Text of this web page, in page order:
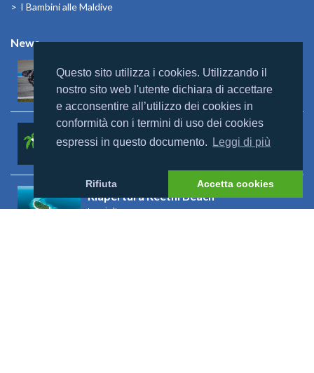
Questo sito utilizza i cookies. Utilizzando il
nostro sito web l'utente dichiara di accettare
e acconsentire all’utilizzo dei cookies in
conformità con i termini di uso dei cookies
espressi in questo documento.
Leggi di più
Rifiuta Accetta cookies
I Bambini alle Maldive
News
Mondomaldive & Tony Arbolino
Leggi altro >
Leggi altro >
Riapertura Reethi Beach
Leggi altro >